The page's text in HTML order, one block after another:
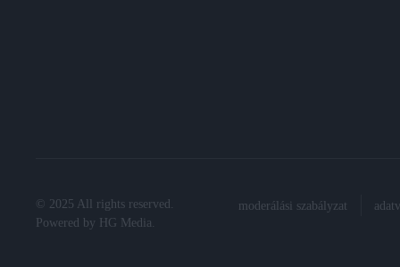
© 2025 All rights reserved.
Powered by
HG Media.
moderálási szabályzat